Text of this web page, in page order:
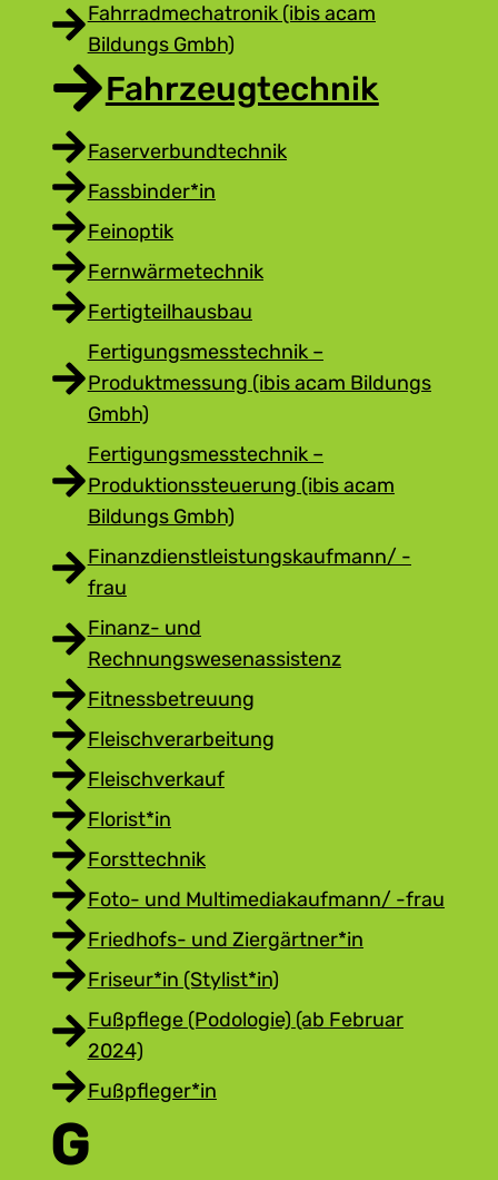
Fahrradmechatronik (ibis acam
Bildungs Gmbh)
Fahrzeugtechnik
Faserverbundtechnik
Fassbinder*in
Feinoptik
Fernwärmetechnik
Fertigteilhausbau
Fertigungsmesstechnik –
Produktmessung (ibis acam Bildungs
Gmbh)
Fertigungsmesstechnik –
Produktionssteuerung (ibis acam
Bildungs Gmbh)
Finanzdienstleistungskaufmann/ -
frau
Finanz- und
Rechnungswesenassistenz
Fitnessbetreuung
Fleischverarbeitung
Fleischverkauf
Florist*in
Forsttechnik
Foto- und Multimediakaufmann/ -frau
Friedhofs- und Ziergärtner*in
Friseur*in (Stylist*in)
Fußpflege (Podologie) (ab Februar
2024)
Fußpfleger*in
G